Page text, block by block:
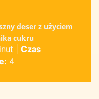
deser z użyciem
cukru
Czas
4